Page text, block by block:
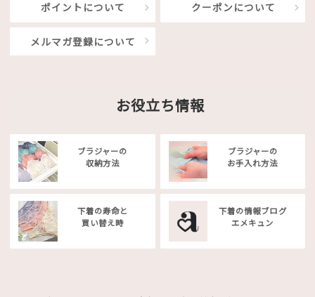
ポイントについて クーポンについて
メルマガ登録について
お役立ち情報
ブラジャーの
収納方法
ブラジャーの
お手入れ方法
下着の寿命と
買い替え時
下着の情報ブログ
エメキュン